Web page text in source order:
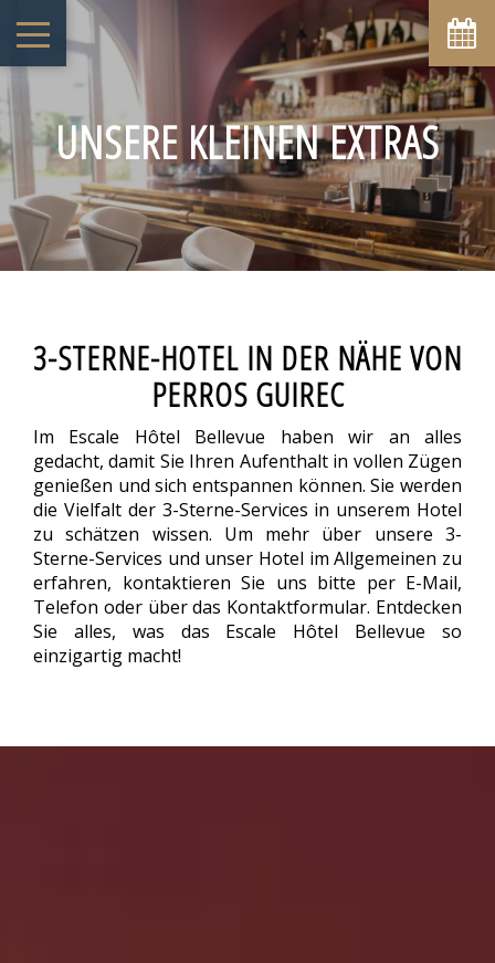
UNSERE KLEINEN EXTRAS
3-STERNE-HOTEL IN DER NÄHE VON
PERROS GUIREC
Im Escale Hôtel Bellevue haben wir an alles
gedacht, damit Sie Ihren Aufenthalt in vollen Zügen
genießen und sich entspannen können. Sie werden
die Vielfalt der 3-Sterne-Services in unserem Hotel
zu schätzen wissen. Um mehr über unsere 3-
Sterne-Services und unser Hotel im Allgemeinen zu
erfahren, kontaktieren Sie uns bitte per E-Mail,
Telefon oder über das Kontaktformular. Entdecken
Sie alles, was das Escale Hôtel Bellevue so
einzigartig macht!